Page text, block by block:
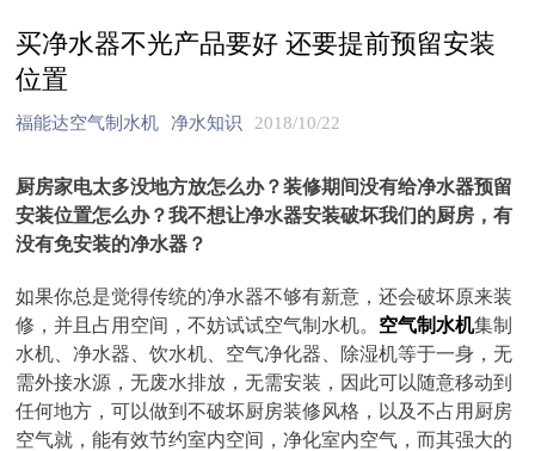
买净水器不光产品要好 还要提前预留安装
位置
福能达空气制水机 净水知识 2018/10/22
厨房家电太多没地方放怎么办？装修期间没有给净水器预留
安装位置怎么办？我不想让净水器安装破坏我们的厨房，有
没有免安装的净水器？
如果你总是觉得传统的净水器不够有新意，还会破坏原来装
修，并且占用空间，不妨试试空气制水机。 空气制水机集制
水机、净水器、饮水机、空气净化器、除湿机等于一身，无
需外接水源，无废水排放，无需安装，因此可以随意移动到
任何地方，可以做到不破坏厨房装修风格，以及不占用厨房
空气就，能有效节约室内空间，净化室内空气，而其强大的